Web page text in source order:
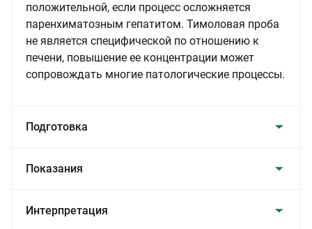
положительной, если процесс осложняется
паренхиматозным гепатитом. Тимоловая проба
не является специфической по отношению к
печени, повышение ее концентрации может
сопровождать многие патологические процессы.
Подготовка
Показания
Интерпретация